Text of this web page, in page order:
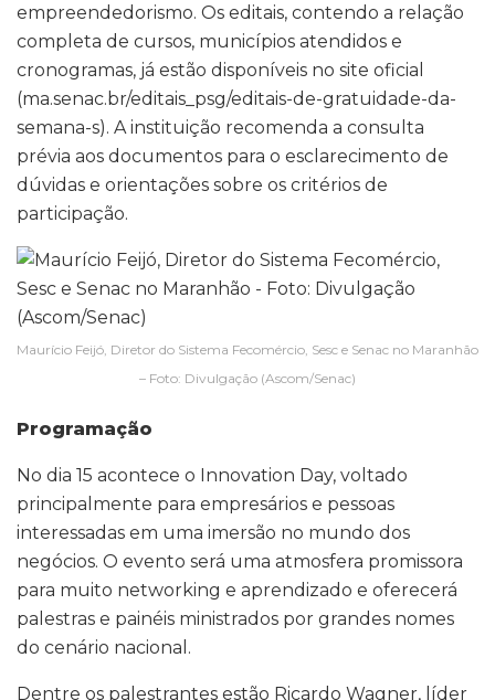
empreendedorismo. Os editais, contendo a relação
completa de cursos, municípios atendidos e
cronogramas, já estão disponíveis no site oficial
(ma.senac.br/editais_psg/editais-de-gratuidade-da-
semana-s). A instituição recomenda a consulta
prévia aos documentos para o esclarecimento de
dúvidas e orientações sobre os critérios de
participação.
Maurício Feijó, Diretor do Sistema Fecomércio, Sesc e Senac no Maranhão
– Foto: Divulgação (Ascom/Senac)
Programação
No dia 15 acontece o Innovation Day, voltado
principalmente para empresários e pessoas
interessadas em uma imersão no mundo dos
negócios. O evento será uma atmosfera promissora
para muito networking e aprendizado e oferecerá
palestras e painéis ministrados por grandes nomes
do cenário nacional.
Dentre os palestrantes estão Ricardo Wagner, líder